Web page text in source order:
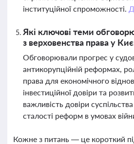
інституційної спроможності.
Які ключові теми
з верховенства права у
Обговорювали прогрес у
антикорупційній реформах,
права для економічного
інвестиційної довіри та
важливість довіри
сталості реформ в умовах
Кожне з питань — це короткий